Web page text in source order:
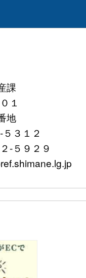
課
１
地
３１２
-５９２９